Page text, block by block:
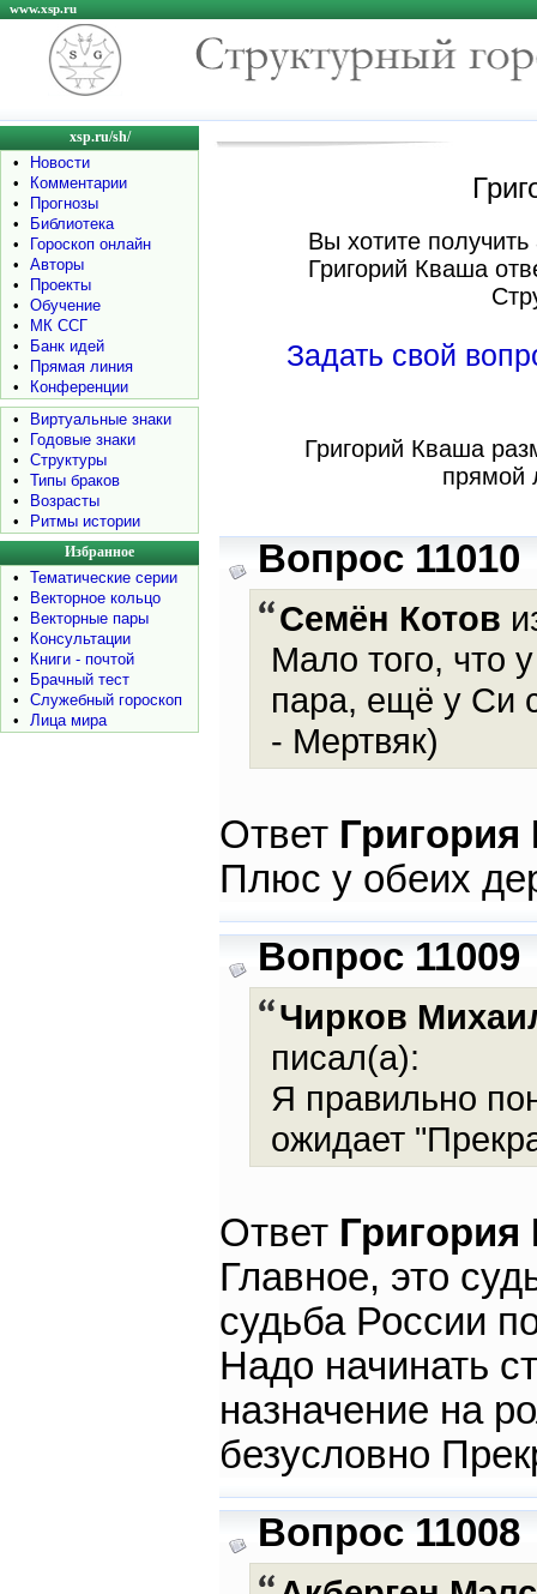
www.xsp.ru
xsp.ru/sh/
•
Новости
•
Комментарии
•
Прогнозы
•
Библиотека
•
Гороскоп онлайн
•
Авторы
•
Проекты
•
Обучение
•
МК ССГ
•
Банк идей
•
Прямая линия
•
Конференции
•
Виртуальные знаки
•
Годовые знаки
•
Структуры
•
Типы браков
•
Возрасты
•
Ритмы истории
Избранное
•
Тематические серии
•
Векторное кольцо
•
Векторные пары
•
Консультации
•
Книги - почтой
•
Брачный тест
•
Служебный гороскоп
•
Лица мира
Вы хотите
Григорий Кваша
Задать свой
Григорий Кваша
прямой
Вопрос 11010
Семён Котов
Мало того, что
пара, ещё у Си
- Мертвяк)
Ответ
Плюс у обеих
Вопрос 11009
Чирков
писал(а):
Я правильно
ожидает
Ответ
Главное, это
судьба России
Надо начинать
назначение на
безусловно
Вопрос 11008